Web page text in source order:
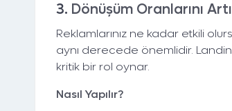
3. Dönüşüm Oranlarını
Reklamlarınız ne kadar etkili
aynı derecede önemlidir.
kritik bir rol oynar.
Nasıl Yapılır?